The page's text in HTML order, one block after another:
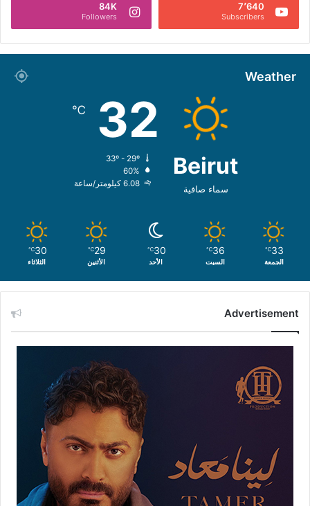
7٬640
Subscribers
84K
Followers
Weather
Beirut
سماء صافية
32
℃
60%
6.08 كيلومتر/ساعة
33
℃
الجمعة
36
℃
السبت
30
℃
الأحد
29
℃
الأثنين
30
℃
الثلاثاء
Advertisement